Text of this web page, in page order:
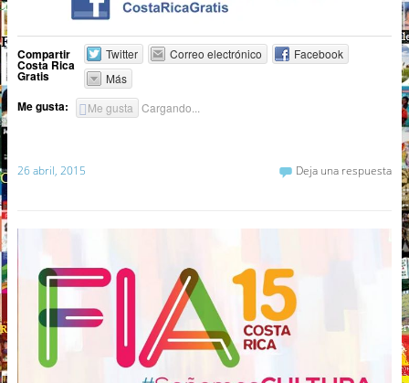
Compartir
Costa Rica
Gratis
Twitter Correo electrónico
Facebook
Más
Me gusta: Me gusta Cargando...
26 abril, 2015 Deja una respuesta